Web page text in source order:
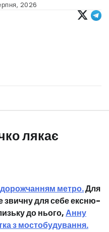
2026
лякає
метро.Для
звичну для себе ексню-
до нього,Анну
з мостобудування.